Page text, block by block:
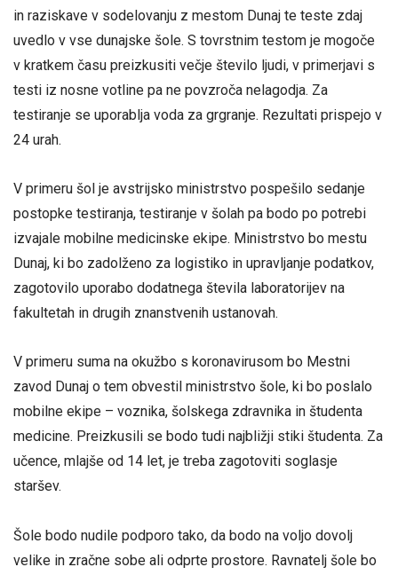
in raziskave v sodelovanju z mestom Dunaj te teste zdaj
uvedlo v vse dunajske šole. S tovrstnim testom je mogoče
v kratkem času preizkusiti večje število ljudi, v primerjavi s
testi iz nosne votline pa ne povzroča nelagodja. Za
testiranje se uporablja voda za grgranje. Rezultati prispejo v
24 urah.
V primeru šol je avstrijsko ministrstvo pospešilo sedanje
postopke testiranja, testiranje v šolah pa bodo po potrebi
izvajale mobilne medicinske ekipe. Ministrstvo bo mestu
Dunaj, ki bo zadolženo za logistiko in upravljanje podatkov,
zagotovilo uporabo dodatnega števila laboratorijev na
fakultetah in drugih znanstvenih ustanovah.
V primeru suma na okužbo s koronavirusom bo Mestni
zavod Dunaj o tem obvestil ministrstvo šole, ki bo poslalo
mobilne ekipe – voznika, šolskega zdravnika in študenta
medicine. Preizkusili se bodo tudi najbližji stiki študenta. Za
učence, mlajše od 14 let, je treba zagotoviti soglasje
staršev.
Šole bodo nudile podporo tako, da bodo na voljo dovolj
velike in zračne sobe ali odprte prostore. Ravnatelj šole bo